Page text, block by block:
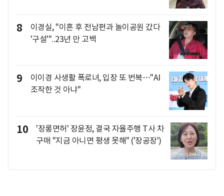
8
이경실, "이혼 후 전남편과 놀이공원 갔다
'구설'"..23년 만 고백
9
이이경 사생활 폭로녀, 입장 또 번복…"AI
조작한 것 아냐"
10
'장롱면허' 장윤정, 결국 자율주행 T사 차
구매 "지금 아니면 평생 못해" ('장공장')